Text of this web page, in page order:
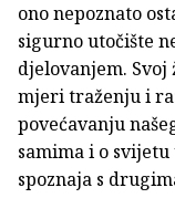
ono nepoznato
sigurno utočište
djelovanjem. Svoj
mjeri traženju i
povećavanju
samima i o
spoznaja s